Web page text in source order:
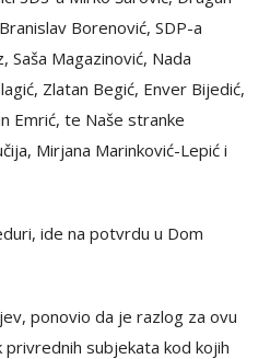
Borenović, SDP-a
Saša Magazinović, Nada
Zlatan Begić, Enver Bijedić,
Emrić, te Naše stranke
Mirjana Marinković-Lepić i
ide na potvrdu u Dom
ponovio da je razlog za ovu
subjekata kod kojih